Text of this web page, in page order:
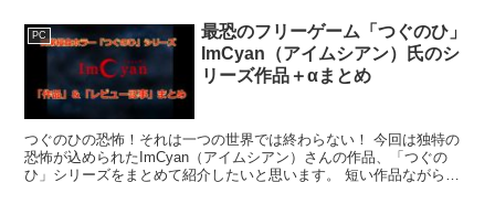
PC
最恐のフリーゲーム「つぐのひ」
ImCyan（アイムシアン）氏のシ
リーズ作品＋αまとめ
つぐのひの恐怖！それは一つの世界では終わらない！ 今回は独特の
恐怖が込められたImCyan（アイムシアン）さんの作品、「つぐの
ひ」シリーズをまとめて紹介したいと思います。 短い作品ながら、